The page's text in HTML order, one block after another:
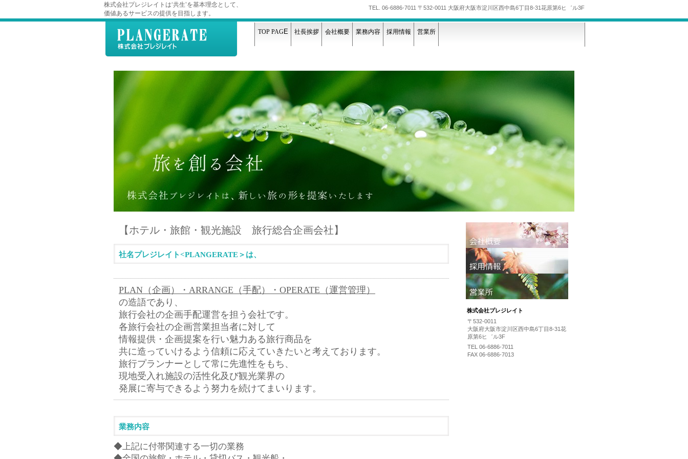
株式会社プレジレイトは‘共生’を基本理念として、
価値あるサービスの提供を目指します。
TEL. 06-6886-7011 〒532-0011 大阪府大阪市淀川区西中島6丁目8-31花原第6ヒ゛ル3F
【ホテル・旅館・観光施設 旅行総合企画会社】
社名プレジレイト<PLANGERATE＞は、
PLAN（企画）・ARRANGE（手配）・OPERATE（運営管理）
の造語であり、
旅行会社の企画手配運営を担う会社です。
各旅行会社の企画営業担当者に対して
情報提供・企画提案を行い魅力ある旅行商品を
共に造っていけるよう信頼に応えていきたいと考えております。
旅行プランナーとして常に先進性をもち、
現地受入れ施設の活性化及び観光業界の
​発展に寄与できるよう努力を続けてまいります。
業務内容
​◆上記に付帯関連する一切の業務
TOP PAGE 社長挨拶 会社概要 業務内容 採用情報 営業所
株式会社プレジレイト
〒532-0011
大阪府大阪市淀川区西中島6丁目8-31花
原第6ヒ゛ル3F
TEL 06-6886-7011
FAX 06-6886-7013